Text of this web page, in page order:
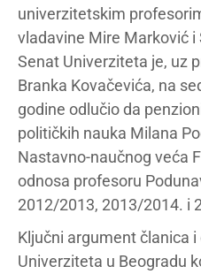
univerzitetskim
vladavine Mire Marković
Senat Univerziteta je, uz
Branka Kovačevića, na
godine odlučio da
političkih nauka Milana
Nastavno-naučnog veća
odnosa profesoru
2012/2013, 2013/2014. i
Ključni argument članica
Univerziteta u Beogradu